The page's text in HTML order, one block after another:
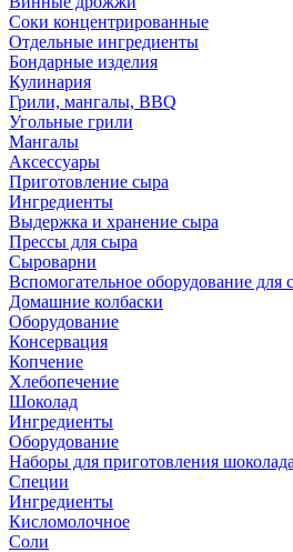
Соки концентрированные
Отдельные ингредиенты
Бондарные изделия
Кулинария
Грили, мангалы, BBQ
Угольные грили
Мангалы
Аксессуары
Приготовление сыра
Ингредиенты
Выдержка и хранение сыра
Прессы для сыра
Сыроварни
Вспомогательное оборудование для
Домашние колбаски
Оборудование
Консервация
Копчение
Хлебопечение
Шоколад
Ингредиенты
Оборудование
Наборы для приготовления шоколада
Специи
Ингредиенты
Кисломолочное
Соли